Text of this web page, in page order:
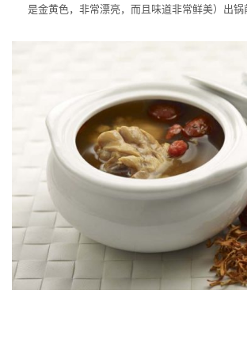
是金黄色，非常漂亮，而且味道非常鲜美）出